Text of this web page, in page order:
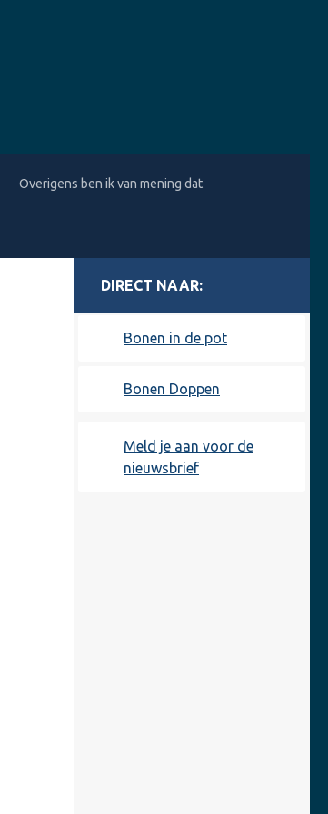
Overigens ben ik van mening dat
Bonen in de pot
Bonen Doppen
Meld je aan voor de
nieuwsbrief